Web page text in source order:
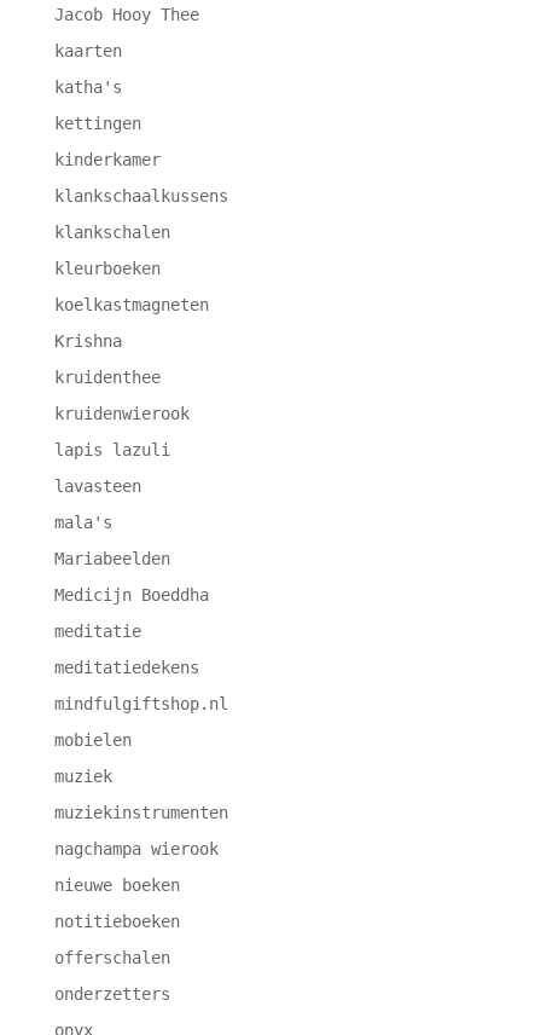
Jacob Hooy Thee
kaarten
katha's
kettingen
kinderkamer
klankschaalkussens
klankschalen
kleurboeken
koelkastmagneten
Krishna
kruidenthee
kruidenwierook
lapis lazuli
lavasteen
mala's
Mariabeelden
Medicijn Boeddha
meditatie
meditatiedekens
mindfulgiftshop.nl
mobielen
muziek
muziekinstrumenten
nagchampa wierook
nieuwe boeken
notitieboeken
offerschalen
onderzetters
onyx